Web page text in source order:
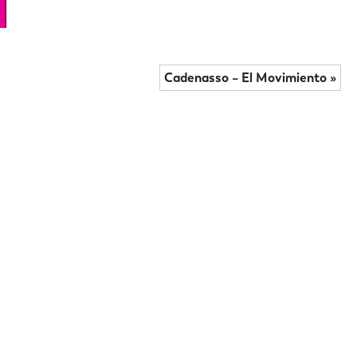
Cadenasso – El Movimiento »